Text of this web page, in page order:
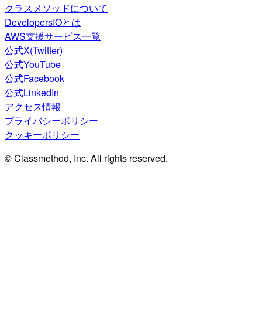
クラスメソッドについて
DevelopersIOとは
AWS支援サービス一覧
公式X(Twitter)
公式YouTube
公式Facebook
公式LinkedIn
アクセス情報
プライバシーポリシー
クッキーポリシー
© Classmethod, Inc. All rights reserved.